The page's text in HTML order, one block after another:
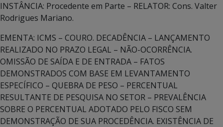
INSTÂNCIA: Procedente em Parte – RELATOR: Cons. Valter
Rodrigues Mariano.
EMENTA: ICMS – COURO. DECADÊNCIA – LANÇAMENTO
REALIZADO NO PRAZO LEGAL – NÃO-OCORRÊNCIA.
OMISSÃO DE SAÍDA E DE ENTRADA – FATOS
DEMONSTRADOS COM BASE EM LEVANTAMENTO
ESPECÍFICO – QUEBRA DE PESO – PERCENTUAL
RESULTANTE DE PESQUISA NO SETOR – PREVALÊNCIA
SOBRE O PERCENTUAL ADOTADO PELO FISCO SEM
DEMONSTRAÇÃO DE SUA PROCEDÊNCIA. EXISTÊNCIA DE